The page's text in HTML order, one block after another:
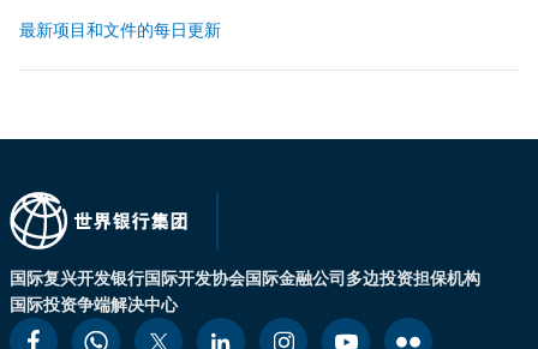
最新项目和文件的每日更新
国际复兴开发银行国际开发协会国际金融公司多边投资担保机构
国际投资争端解决中心